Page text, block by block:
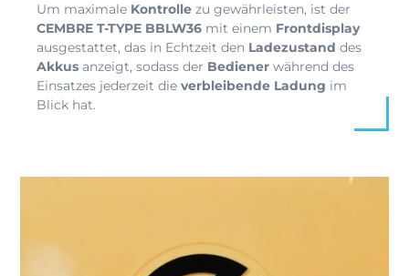
Um maximale Kontrolle zu gewährleisten, ist der
CEMBRE T-TYPE BBLW36 mit einem Frontdisplay
ausgestattet, das in Echtzeit den Ladezustand des
Akkus anzeigt, sodass der Bediener während des
Einsatzes jederzeit die verbleibende Ladung im
Blick hat.